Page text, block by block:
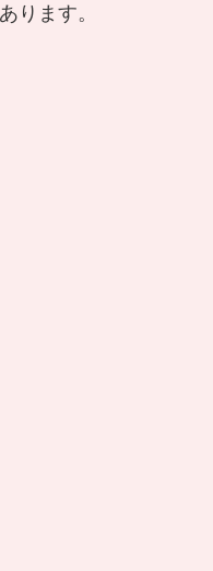
ります。